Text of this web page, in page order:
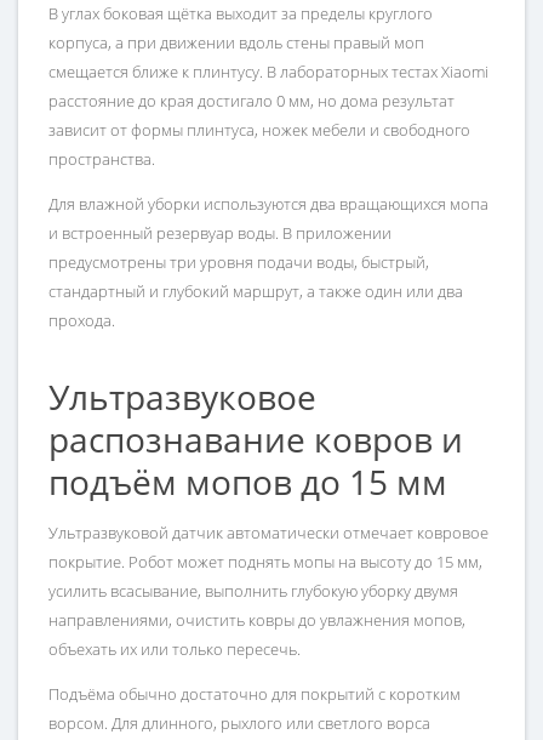
В углах боковая щётка выходит за пределы круглого
корпуса, а при движении вдоль стены правый моп
смещается ближе к плинтусу. В лабораторных тестах Xiaomi
расстояние до края достигало 0 мм, но дома результат
зависит от формы плинтуса, ножек мебели и свободного
пространства.
Для влажной уборки используются два вращающихся мопа
и встроенный резервуар воды. В приложении
предусмотрены три уровня подачи воды, быстрый,
стандартный и глубокий маршрут, а также один или два
прохода.
Ультразвуковое
распознавание ковров и
подъём мопов до 15 мм
Ультразвуковой датчик автоматически отмечает ковровое
покрытие. Робот может поднять мопы на высоту до 15 мм,
усилить всасывание, выполнить глубокую уборку двумя
направлениями, очистить ковры до увлажнения мопов,
объехать их или только пересечь.
Подъёма обычно достаточно для покрытий с коротким
ворсом. Для длинного, рыхлого или светлого ворса